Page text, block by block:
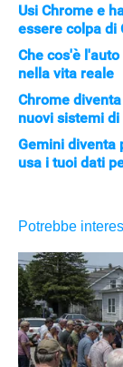
Usi Chrome e
essere colpa di
Che cos'è
nella vita reale
Chrome
nuovi sistemi
Gemini diventa
usa i tuoi dati